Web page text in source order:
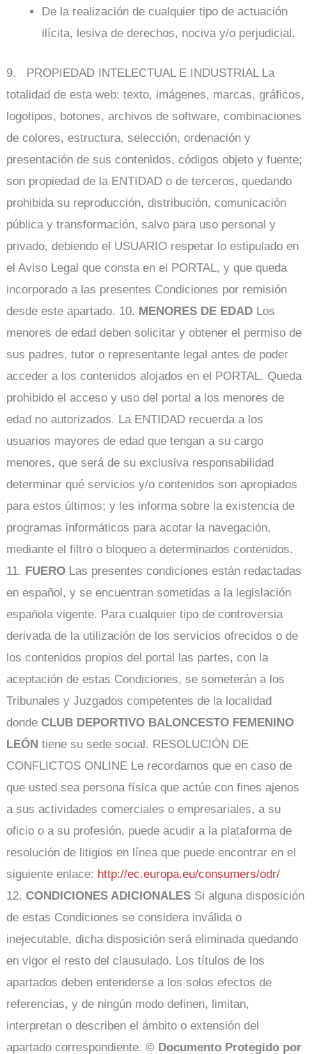
De la realización de cualquier tipo de actuación
ilícita, lesiva de derechos, nociva y/o perjudicial.
9. PROPIEDAD INTELECTUAL E INDUSTRIAL La
totalidad de esta web: texto, imágenes, marcas, gráficos,
logotipos, botones, archivos de software, combinaciones
de colores, estructura, selección, ordenación y
presentación de sus contenidos, códigos objeto y fuente;
son propiedad de la ENTIDAD o de terceros, quedando
prohibida su reproducción, distribución, comunicación
pública y transformación, salvo para uso personal y
privado, debiendo el USUARIO respetar lo estipulado en
el Aviso Legal que consta en el PORTAL, y que queda
incorporado a las presentes Condiciones por remisión
desde este apartado. 10. MENORES DE EDAD Los
menores de edad deben solicitar y obtener el permiso de
sus padres, tutor o representante legal antes de poder
acceder a los contenidos alojados en el PORTAL. Queda
prohibido el acceso y uso del portal a los menores de
edad no autorizados. La ENTIDAD recuerda a los
usuarios mayores de edad que tengan a su cargo
menores, que será de su exclusiva responsabilidad
determinar qué servicios y/o contenidos son apropiados
para estos últimos; y les informa sobre la existencia de
programas informáticos para acotar la navegación,
mediante el filtro o bloqueo a determinados contenidos.
11. FUERO Las presentes condiciones están redactadas
en español, y se encuentran sometidas a la legislación
española vigente. Para cualquier tipo de controversia
derivada de la utilización de los servicios ofrecidos o de
los contenidos propios del portal las partes, con la
aceptación de estas Condiciones, se someterán a los
Tribunales y Juzgados competentes de la localidad
dondeCLUB DEPORTIVO BALONCESTO FEMENINO
LEÓN tiene su sede social. RESOLUCIÓN DE
CONFLICTOS ONLINE Le recordamos que en caso de
que usted sea persona física que actúe con fines ajenos
a sus actividades comerciales o empresariales, a su
oficio o a su profesión, puede acudir a la plataforma de
resolución de litigios en línea que puede encontrar en el
siguiente enlace: http://ec.europa.eu/consumers/odr/
12.CONDICIONES ADICIONALES Si alguna disposición
de estas Condiciones se considera inválida o
inejecutable, dicha disposición será eliminada quedando
en vigor el resto del clausulado. Los títulos de los
apartados deben entenderse a los solos efectos de
referencias, y de ningún modo definen, limitan,
interpretan o describen el ámbito o extensión del
apartado correspondiente.© Documento Protegido por